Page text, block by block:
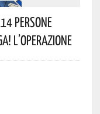
Persone
L’operazione